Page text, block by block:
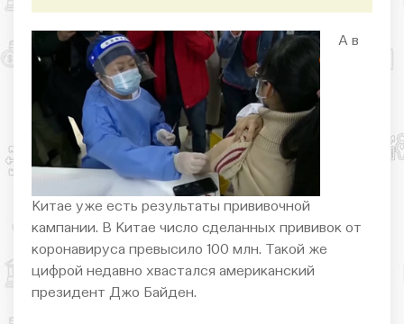
А в
Китае уже есть результаты прививочной
кампании. В Китае число сделанных прививок от
коронавируса превысило 100 млн. Такой же
цифрой недавно хвастался американский
президент Джо Байден.